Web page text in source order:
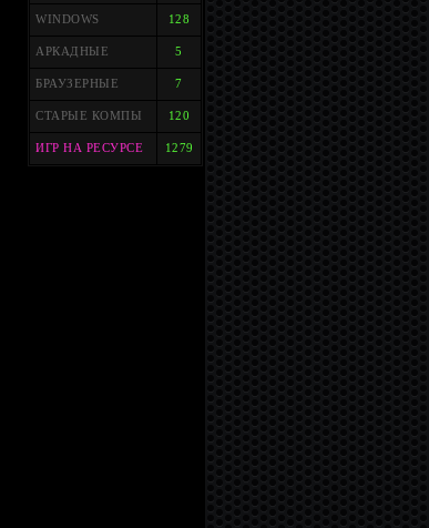
WINDOWS 128
АРКАДНЫЕ 5
БРАУЗЕРНЫЕ 7
СТАРЫЕ КОМПЫ 120
ИГР НА РЕСУРСЕ 1279